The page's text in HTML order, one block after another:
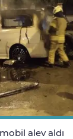
alev aldı